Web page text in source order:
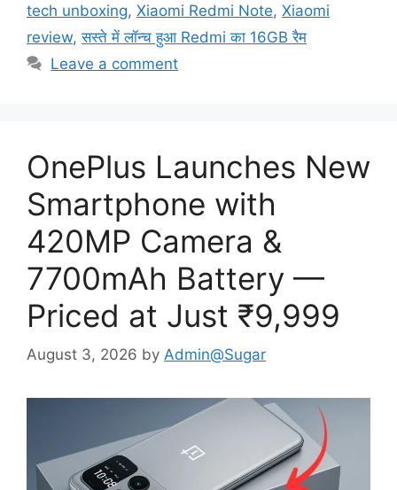
tech unboxing, Xiaomi Redmi Note, Xiaomi
review,सस्ते में लॉन्च हुआ Redmi का 16GB रैम
Leave a comment
OnePlus Launches New
Smartphone with
420MP Camera &
7700mAh Battery —
Priced at Just ₹9,999
August 3, 2026 by Admin@Sugar